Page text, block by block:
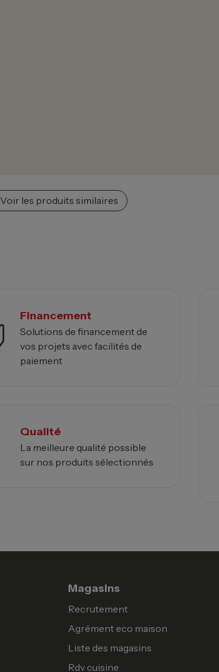
Voir les produits similaires
Financement
Solutions de financement de
vos projets avec facilités de
paiement
Qualité
La meilleure qualité possible
sur nos produits sélectionnés
Magasins
Recrutement
Agrément eco maison
Liste des magasins
Rdv cuisine